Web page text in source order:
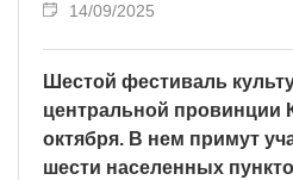
14/09/2025
Шестой фестиваль
центральной провинции
октября. В нем примут
шести населенных